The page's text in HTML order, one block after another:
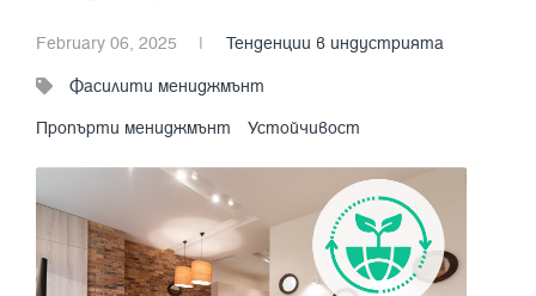
February 06, 2025 | Тенденции в индустрията
Фасилити мениджмънт
Пропърти мениджмънт Устойчивост